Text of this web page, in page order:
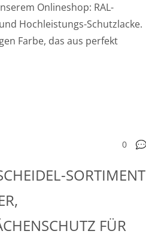
Onlineshop: RAL-
Hochleistungs-Schutzlacke.
Farbe, das aus perfekt
0
SORTIMENT
FÜR